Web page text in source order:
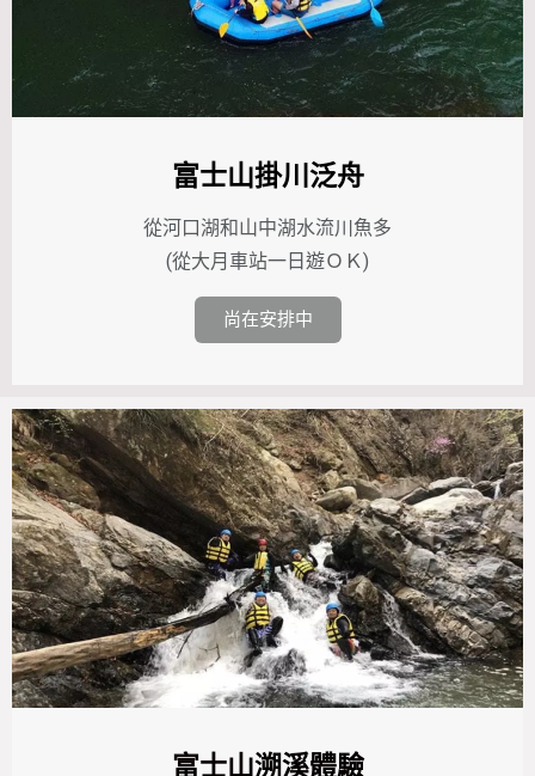
富士山掛川泛舟
從河口湖和山中湖水流川魚多
(從大月 車站一日遊ＯＫ)
尚在安排中
富士山溯溪體驗